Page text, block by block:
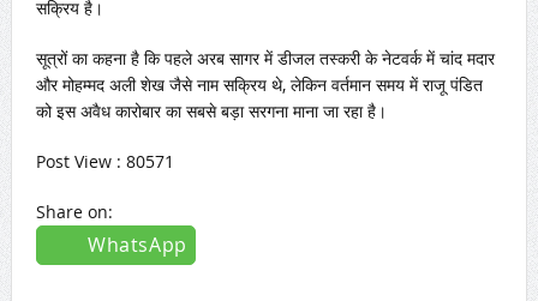
सक्रिय है।
सूत्रों का कहना है कि पहले अरब सागर में डीजल तस्करी के नेटवर्क में चांद मदार
और मोहम्मद अली शेख जैसे नाम सक्रिय थे, लेकिन वर्तमान समय में राजू पंडित
को इस अवैध कारोबार का सबसे बड़ा सरगना माना जा रहा है।
Post View : 80571
Share on:
WhatsApp